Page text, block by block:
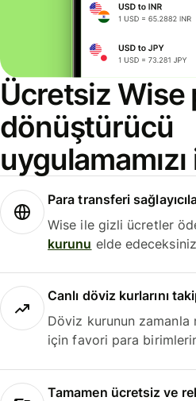
Ücretsiz Wise
dönüştürücü
Para transferi
Wise ile gizli ücretler
kurunu elde
Canlı döviz kurlarını
Döviz kurunun zamanla
için favori para
Tamamen ücretsiz ve